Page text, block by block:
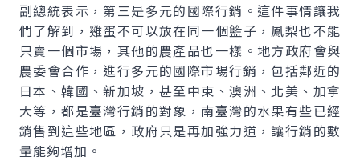
副總統表示，第三是多元的國際行銷。這件事情讓我
們了解到，雞蛋不可以放在同一個籃子，鳳梨也不能
只賣一個市場，其他的農產品也一樣。地方政府會與
農委會合作，進行多元的國際市場行銷，包括鄰近的
日本、韓國、新加坡，甚至中東、澳洲、北美、加拿
大等，都是臺灣行銷的對象，南臺灣的水果有些已經
銷售到這些地區，政府只是再加強力道，讓行銷的數
量能夠增加。